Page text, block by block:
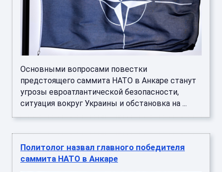
Основными вопросами повестки
предстоящего саммита НАТО в Анкаре станут
угрозы евроатлантической безопасности,
ситуация вокруг Украины и обстановка на ...
Политолог назвал главного победителя
саммита НАТО в Анкаре